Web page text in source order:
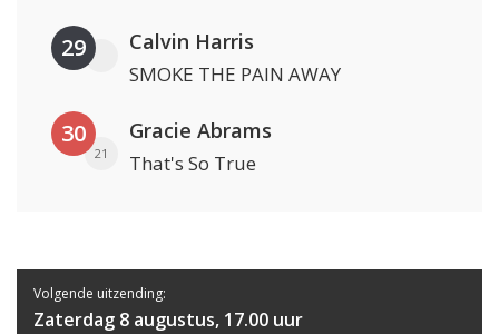
29 Calvin Harris
SMOKE THE PAIN AWAY
30
21
Gracie Abrams
That's So True
Volgende uitzending:
Zaterdag 8 augustus, 17.00 uur